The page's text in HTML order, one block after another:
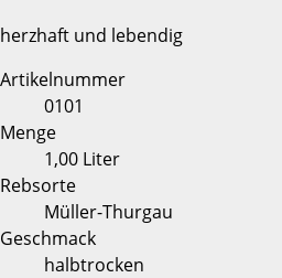
herzhaft und lebendig
Artikelnummer
0101
Menge
1,00 Liter
Rebsorte
Müller-Thurgau
Geschmack
halbtrocken